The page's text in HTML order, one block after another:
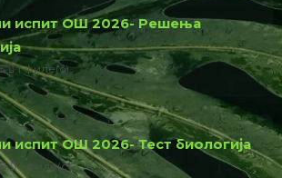
испит ОШ 2026- Решења
1 филе(с)
испит ОШ 2026- Тест биологија
1 филе(с)